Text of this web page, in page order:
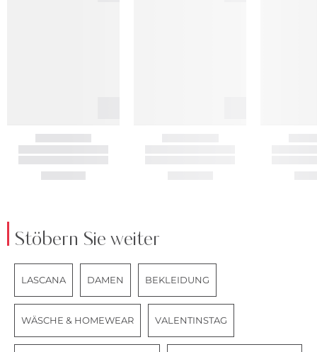
Stöbern Sie weiter
LASCANA DAMEN BEKLEIDUNG
WÄSCHE & HOMEWEAR VALENTINSTAG